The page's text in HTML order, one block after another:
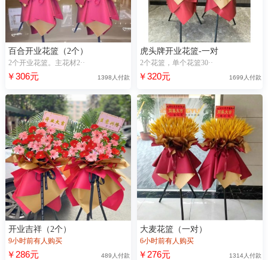
百合开业花篮（2个）
2个开业花篮。主花材2··
￥306元 1398人付款
虎头牌开业花篮-一对
2个花篮，单个花篮30··
￥320元 1699人付款
开业吉祥（2个）
9小时前有人购买
￥286元 489人付款
大麦花篮（一对）
6小时前有人购买
￥276元 1314人付款